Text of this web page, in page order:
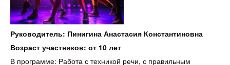
Руководитель: Пинигина Анастасия Константиновна
Возраст участников: от 10 лет
В программе: Работа с техникой речи, с правильным